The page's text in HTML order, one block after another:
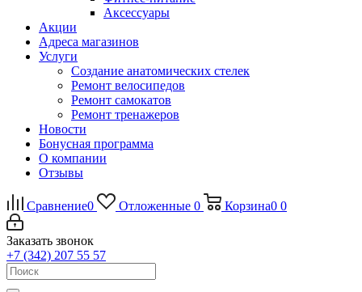
Аксессуары
Акции
Адреса магазинов
Услуги
Создание анатомических стелек
Ремонт велосипедов
Ремонт самокатов
Ремонт тренажеров
Новости
Бонусная программа
О компании
Отзывы
Сравнение0 Отложенные 0 Корзина0 0
Заказать звонок
+7 (342) 207 55 57